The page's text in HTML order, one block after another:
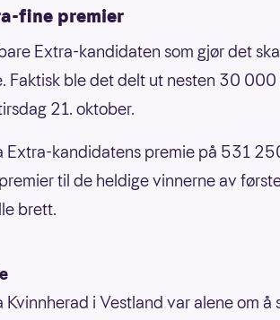
fine premier
Extra-kandidaten som gjør det
Faktisk ble det delt ut nesten 30 000
21. oktober.
Extra-kandidatens premie på 531
til de heldige vinnerne av
brett.
Kvinnherad i Vestland var alene om å